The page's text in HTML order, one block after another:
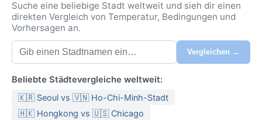
Suche eine beliebige Stadt weltweit und sieh dir einen
direkten Vergleich von Temperatur, Bedingungen und
Vorhersagen an.
Vergleichen →
Beliebte Städtevergleiche weltweit:
🇰🇷 Seoul vs 🇻🇳 Ho-Chi-Minh-Stadt
🇭🇰 Hongkong vs 🇺🇸 Chicago